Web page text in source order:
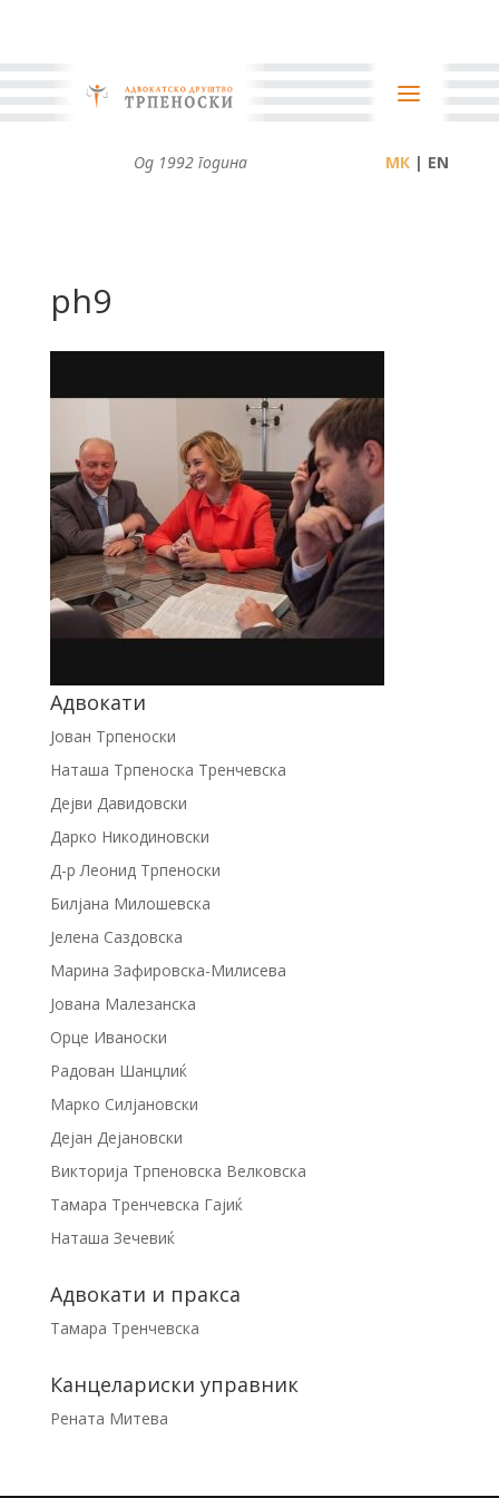
Од 1992 година | EN
ph9
Адвокати
Јован Трпеноски
Наташа Трпеноска Тренчевска
Дејви Давидовски
Дарко Никодиновски
Д-р Леонид Трпеноски
Билјана Милошевска
Јелена Саздовска
Марина Зафировска-Милисева
Јована Малезанска
Орце Иваноски
Радован Шанцлиќ
Марко Силјановски
Дејан Дејановски
Викторија Трпеновска Велковска
Тамара Тренчевска Гајиќ
Наташа Зечевиќ
Адвокати и пракса
Тамара Тренчевска
Канцелариски управник
Рената Митева